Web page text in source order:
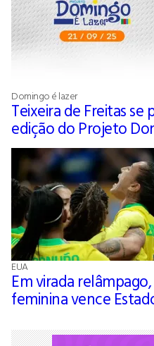
Domingo é lazer
Teixeira de Freitas se
edição do Projeto
EUA
Em virada
feminina vence